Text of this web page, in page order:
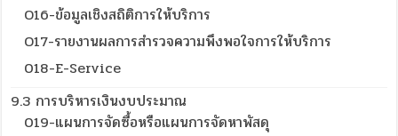
O16-ข้อมูลเชิงสถิติการให้บริการ
O17-รายงานผลการสำรวจความพึงพอใจการให้บริการ
018-E-Service
9.3 การบริหารเงินงบประมาณ
019-แผนการจัดซื้อหรือแผนการจัดหาพัสดุ